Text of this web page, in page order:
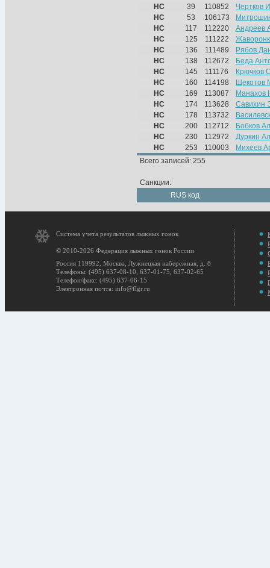
НС
39 110852
Чертков
НС
53 106173
НС
117 112220
Андреев
НС
125 111222
НС
136 111489
Рябов
НС
138 112672
Беда
НС
145 111176
Крючков
НС
160 114198
Щекотов
НС
169 113087
Манахов
НС
174 113628
Савихин
НС
178 113732
НС
200 112712
Бобков
НС
230 112972
Дуркин
НС
253 110003
Михеев
Всего записей: 255
Санкции:
RUS код
Система учета результатов лыжных гонок
© 2010-2026 Федерация лыжных гонок России
Россия 119992, Москва, Лужнецкая набережная, д. 8
Телефоны: (495) 637-08-10, 637-01-75, 637-02-65
Телефон/факс: (495) 637-06-15
Электронная почта: info@flgr.ru